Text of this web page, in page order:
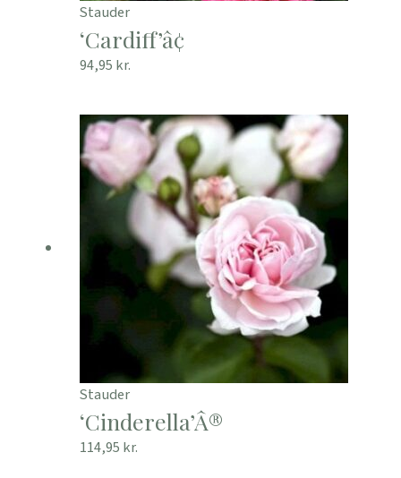
Stauder
‘Cardiff’â¢
94,95 kr.
Stauder
‘Cinderella’Â®
114,95 kr.